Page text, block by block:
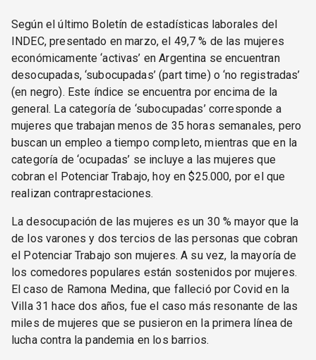
Según el último Boletín de estadísticas laborales del
INDEC, presentado en marzo, el 49,7 % de las mujeres
económicamente ‘activas’ en Argentina se encuentran
desocupadas, ‘subocupadas’ (part time) o ‘no registradas’
(en negro). Este índice se encuentra por encima de la
general. La categoría de ‘subocupadas’ corresponde a
mujeres que trabajan menos de 35 horas semanales, pero
buscan un empleo a tiempo completo, mientras que en la
categoría de ‘ocupadas’ se incluye a las mujeres que
cobran el Potenciar Trabajo, hoy en $25.000, por el que
realizan contraprestaciones.
La desocupación de las mujeres es un 30 % mayor que la
de los varones y dos tercios de las personas que cobran
el Potenciar Trabajo son mujeres. A su vez, la mayoría de
los comedores populares están sostenidos por mujeres.
El caso de Ramona Medina, que falleció por Covid en la
Villa 31 hace dos años, fue el caso más resonante de las
miles de mujeres que se pusieron en la primera línea de
lucha contra la pandemia en los barrios.